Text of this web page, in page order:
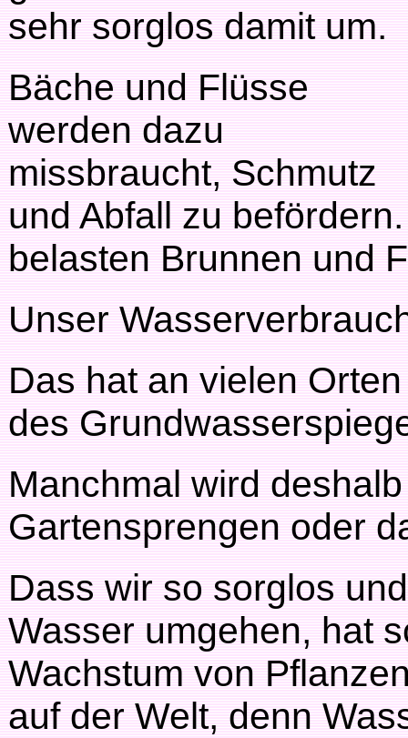
sehr sorglos damit um.
Bäche und Flüsse
werden dazu
missbraucht, Schmutz
und Abfall zu
belasten Brunnen und
Unser
Das hat an vielen
des
Manchmal wird
Gartensprengen oder
Dass wir so sorglos
Wasser umgehen, hat
Wachstum von
auf der Welt, denn